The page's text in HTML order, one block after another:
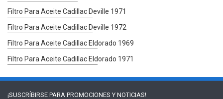
Filtro Para Aceite Cadillac Deville 1971
Filtro Para Aceite Cadillac Deville 1972
Filtro Para Aceite Cadillac Eldorado 1969
Filtro Para Aceite Cadillac Eldorado 1971
¡SUSCRÍBIRSE PARA PROMOCIONES Y NOTICIAS!